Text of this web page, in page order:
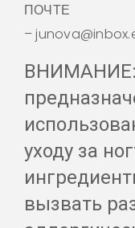
ПОЧТЕ
–
ВНИМАНИЕ:
уходу за
вызвать